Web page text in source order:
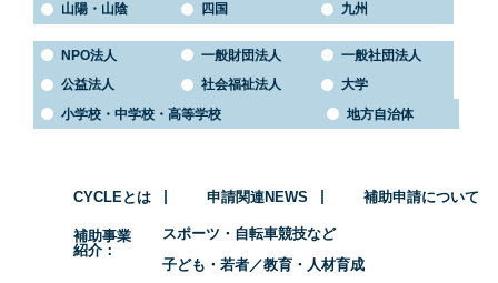
山陽・山陰
四国 九州
NPO法人 一般財団法人
一般社団法人
公益法人
社会福祉法人
大学
小学校・中学校・高等学校
地方自治体
CYCLEとは 申請関連NEWS 補助申請について
補助事業
紹介
スポーツ・自転車競技など
子ども・若者／教育・人材育成